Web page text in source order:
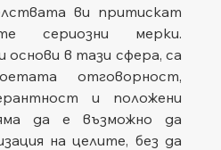
ви притискат
сериозни мерки.
в тази сфера, са
отговорност,
и положени
да е възможно да
на целите, без да